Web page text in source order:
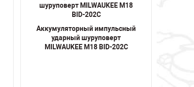
Аккумуляторный импульсный
ударный шуруповерт
MILWAUKEE M18 BID-202C